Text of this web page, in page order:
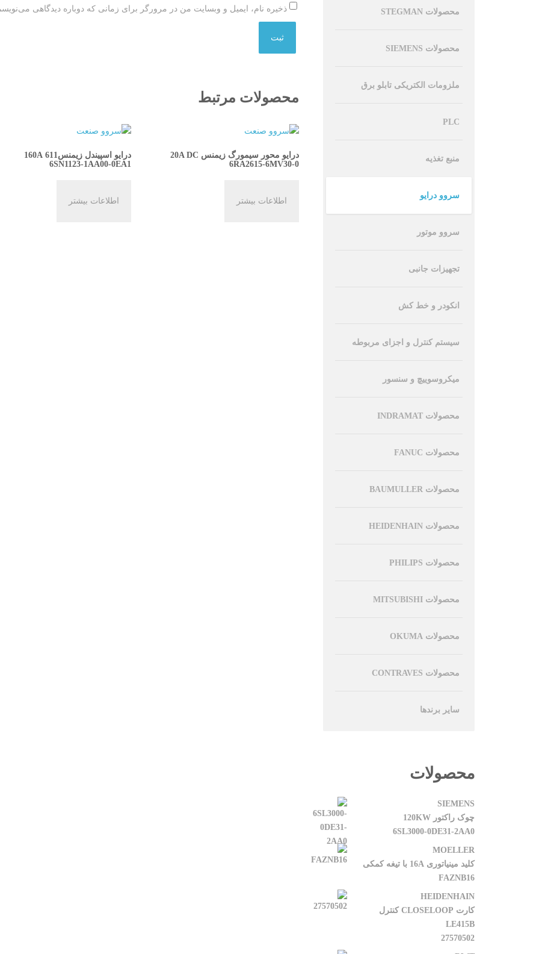
ذخیره نام، ایمیل و وبسایت من در مرورگر برای زمانی که دوباره دیدگاهی
محصولات مرتبط
درایو محور سیمورگ زیمنس 20A DC
6RA2615-6MV30-0
اطلاعات بیشتر
درایو اسپیندل زیمنس611 160A
6SN1123-1AA00-0EA1
اطلاعات بیشتر
محصولات STEGMAN
محصولات SIEMENS
ملزومات الکتریکی تابلو برق
PLC
منبع تغذیه
سروو درایو
سروو موتور
تجهیزات جانبی
انکودر و خط کش
سیستم کنترل و اجزای مربوطه
میکروسوییچ و سنسور
محصولات INDRAMAT
محصولات FANUC
محصولات BAUMULLER
محصولات HEIDENHAIN
محصولات PHILIPS
محصولات MITSUBISHI
محصولات OKUMA
محصولات CONTRAVES
سایر برندها
محصولات
SIEMENS
چوک راکتور 120KW
6SL3000-0DE31-2AA0
MOELLER
کلید مینیاتوری 16A با تیغه کمکی
FAZNB16
HEIDENHAIN
کارت CLOSELOOP کنترل
LE415B
27570502